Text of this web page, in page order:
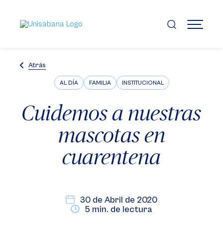
contenido
principal
MENÚ
Atrás
AL DÍA FAMILIA INSTITUCIONAL
Cuidemos a nuestras
mascotas en
cuarentena
30 de Abril de 2020
5 min. de lectura